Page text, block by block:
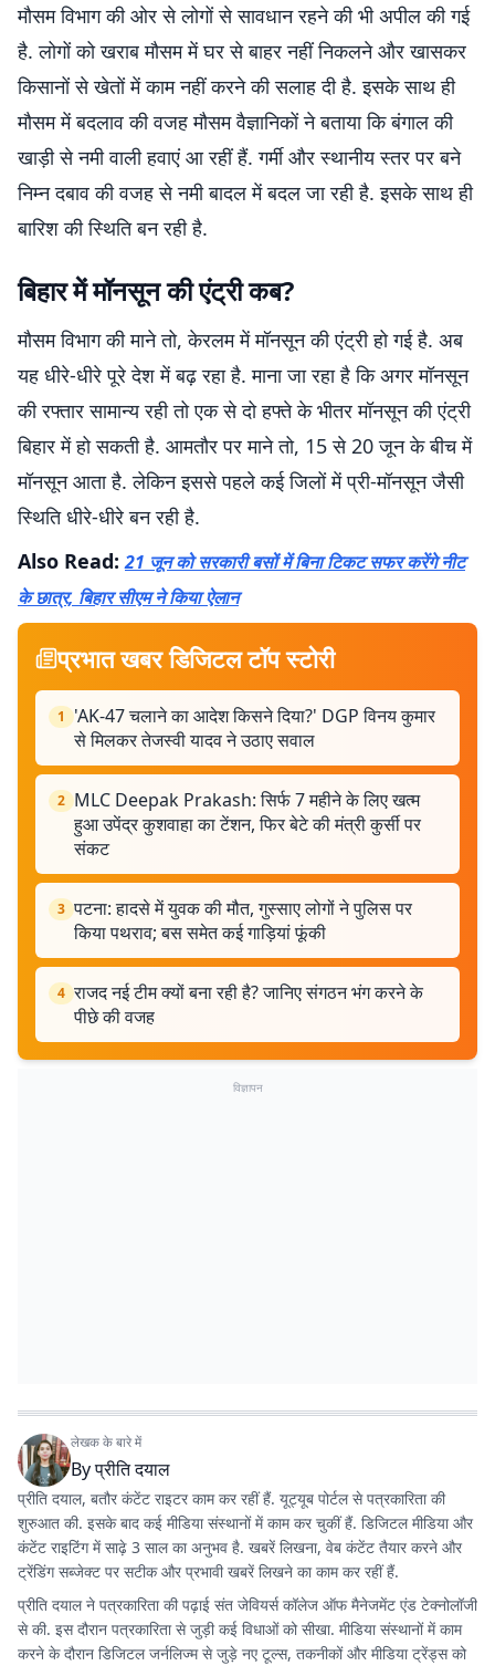
मौसम विभाग की ओर से लोगों से सावधान रहने की भी अपील की गई
है. लोगों को खराब मौसम में घर से बाहर नहीं निकलने और खासकर
किसानों से खेतों में काम नहीं करने की सलाह दी है. इसके साथ ही
मौसम में बदलाव की वजह मौसम वैज्ञानिकों ने बताया कि बंगाल की
खाड़ी से नमी वाली हवाएं आ रहीं हैं. गर्मी और स्थानीय स्तर पर बने
निम्न दबाव की वजह से नमी बादल में बदल जा रही है. इसके साथ ही
बारिश की स्थिति बन रही है.
बिहार में मॉनसून की एंट्री कब?
मौसम विभाग की माने तो, केरलम में मॉनसून की एंट्री हो गई है. अब
यह धीरे-धीरे पूरे देश में बढ़ रहा है. माना जा रहा है कि अगर मॉनसून
की रफ्तार सामान्य रही तो एक से दो हफ्ते के भीतर मॉनसून की एंट्री
बिहार में हो सकती है. आमतौर पर माने तो, 15 से 20 जून के बीच में
मॉनसून आता है. लेकिन इससे पहले कई जिलों में प्री-मॉनसून जैसी
स्थिति धीरे-धीरे बन रही है.
Also Read: 21 जून को सरकारी बसों में बिना टिकट सफर करेंगे नीट
के छात्र, बिहार सीएम ने किया ऐलान
प्रभात खबर डिजिटल टॉप स्टोरी
1
'AK-47 चलाने का आदेश किसने दिया?' DGP विनय कुमार
से मिलकर तेजस्वी यादव ने उठाए सवाल
2 MLC Deepak Prakash: सिर्फ 7 महीने के लिए खत्म
हुआ उपेंद्र कुशवाहा का टेंशन, फिर बेटे की मंत्री कुर्सी पर
संकट
3 पटना: हादसे में युवक की मौत, गुस्साए लोगों ने पुलिस पर
किया पथराव; बस समेत कई गाड़ियां फूंकी
4 राजद नई टीम क्यों बना रही है? जानिए संगठन भंग करने के
पीछे की वजह
विज्ञापन
लेखक के बारे में
Byप्रीति दयाल
प्रीति दयाल, बतौर कंटेंट राइटर काम कर रहीं हैं. यूट्यूब पोर्टल से पत्रकारिता की
शुरुआत की. इसके बाद कई मीडिया संस्थानों में काम कर चुकीं हैं. डिजिटल मीडिया और
कंटेंट राइटिंग में साढ़े 3 साल का अनुभव है. खबरें लिखना, वेब कंटेंट तैयार करने और
ट्रेंडिंग सब्जेक्ट पर सटीक और प्रभावी खबरें लिखने का काम कर रहीं हैं.
प्रीति दयाल ने पत्रकारिता की पढ़ाई संत जेवियर्स कॉलेज ऑफ मैनेजमेंट एंड टेक्नोलॉजी
से की. इस दौरान पत्रकारिता से जुड़ी कई विधाओं को सीखा. मीडिया संस्थानों में काम
करने के दौरान डिजिटल जर्नलिज्म से जुड़े नए टूल्स, तकनीकों और मीडिया ट्रेंड्स को